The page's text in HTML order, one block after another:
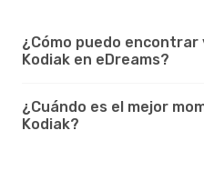
¿Cómo puedo
Kodiak en eDreams?
¿Cuándo es el mejor
Kodiak?